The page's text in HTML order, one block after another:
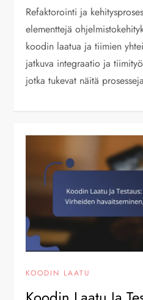
Refaktorointi ja
elementtejä
koodin laatua ja tiimien
jatkuva integraatio ja
jotka tukevat näitä
KOODIN LAATU